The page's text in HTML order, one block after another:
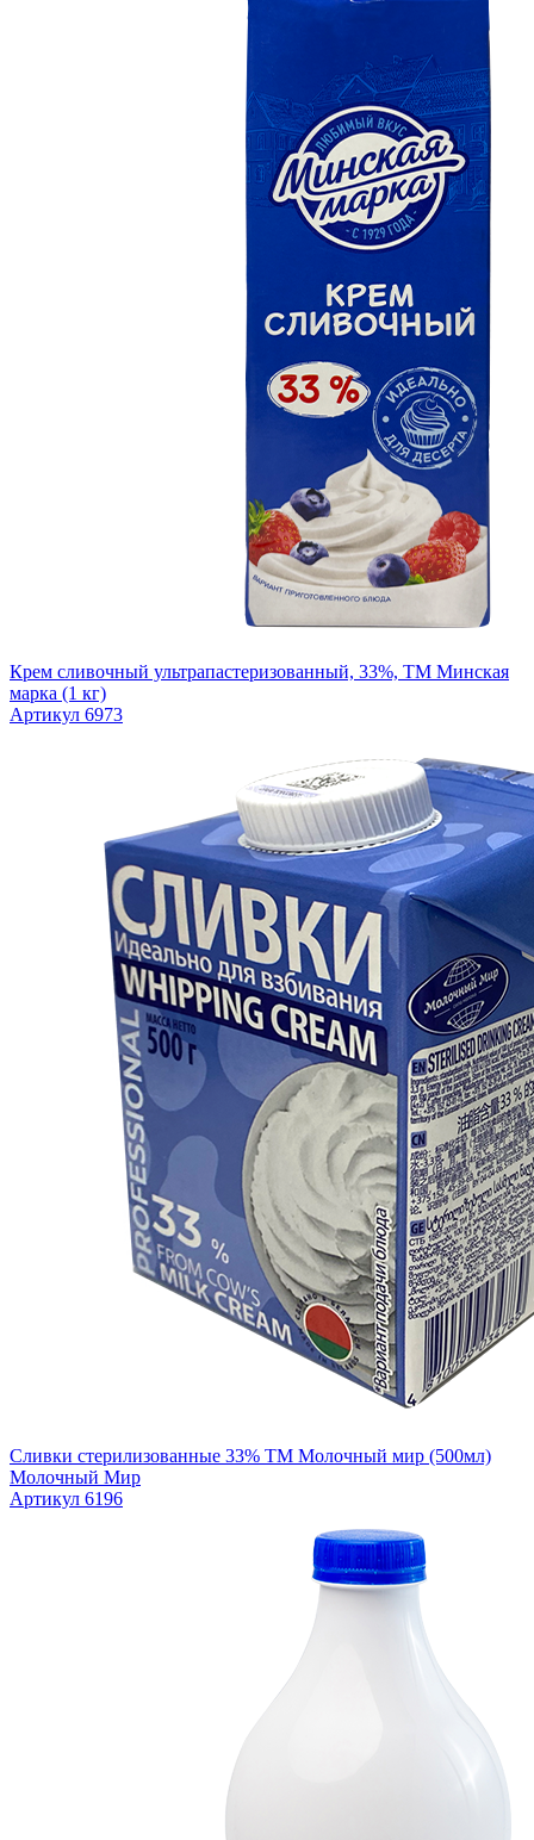
Крем сливочный ультрапастеризованный, 33%, ТМ Минская
марка (1 кг)
Артикул 6973
Сливки стерилизованные 33% ТМ Молочный мир (500мл)
Молочный Мир
Артикул 6196